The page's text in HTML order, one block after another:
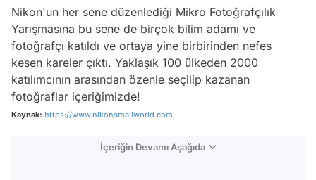
Nikon'un her sene düzenlediği Mikro Fotoğrafçılık
Yarışmasına bu sene de birçok bilim adamı ve
fotoğrafçı katıldı ve ortaya yine birbirinden nefes
kesen kareler çıktı. Yaklaşık 100 ülkeden 2000
katılımcının arasından özenle seçilip kazanan
fotoğraflar içeriğimizde!
Kaynak: https://www.nikonsmallworld.com
İçeriğin Devamı Aşağıda